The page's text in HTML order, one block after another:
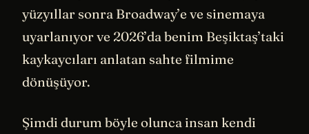
yüzyıllar sonra Broadway’e ve sinemaya
uyarlanıyor ve 2026’da benim Beşiktaş’taki
kaykaycıları anlatan sahte filmime
dönüşüyor.
Şimdi durum böyle olunca insan kendi